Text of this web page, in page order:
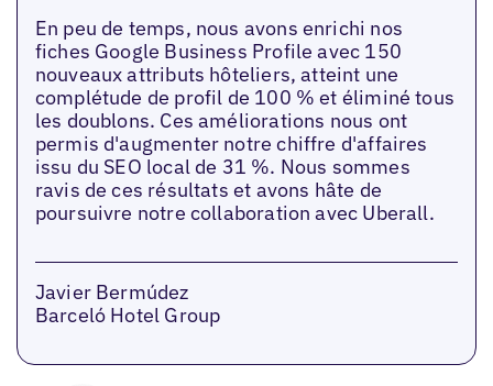
En peu de temps, nous avons enrichi nos
fiches Google Business Profile avec 150
nouveaux attributs hôteliers, atteint une
complétude de profil de 100 % et éliminé tous
les doublons. Ces améliorations nous ont
permis d'augmenter notre chiffre d'affaires
issu du SEO local de 31 %. Nous sommes
ravis de ces résultats et avons hâte de
poursuivre notre collaboration avec Uberall.
Javier Bermúdez
Barceló Hotel Group